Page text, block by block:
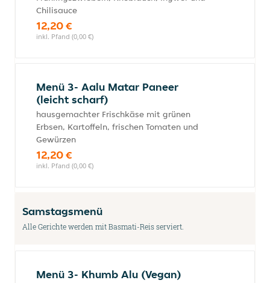
Chilisauce
12,20 €
inkl. Pfand (0,00 €)
Menü 3- Aalu Matar Paneer
(leicht scharf)
hausgemachter Frischkäse mit grünen
Erbsen, Kartoffeln, frischen Tomaten und
Gewürzen
12,20 €
inkl. Pfand (0,00 €)
Samstagsmenü
Alle Gerichte werden mit Basmati-Reis serviert.
Menü 3- Khumb Alu (Vegan)